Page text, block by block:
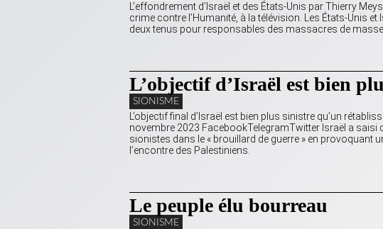
L’effondrement d’Israël et des États-Unis par Thierry
crime contre l’Humanité, à la télévision. Les États-Unis
deux tenus pour responsables des massacres de
L’objectif d’Israël est bien
SIONISME
L’objectif final d’Israël est bien plus sinistre qu’un
novembre 2023 FacebookTelegramTwitter Israël a
sionistes dans le « brouillard de guerre » en provoquant
l’encontre des Palestiniens.
Le peuple élu bourreau
SIONISME